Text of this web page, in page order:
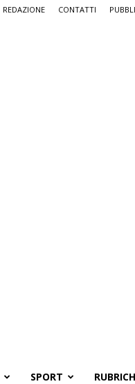
REDAZIONE CONTATTI
SPORT